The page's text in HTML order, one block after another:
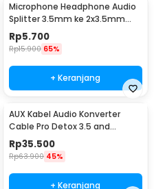
Microphone Headphone Audio
Splitter 3.5mm ke 2x3.5mm
16cm - FA297
Rp5.700
Rp15.900 65%
+ Keranjang
AUX Kabel Audio Konverter
Cable Pro Detox 3.5 and
6.5mm Male to Male - AV141
Rp35.500
Rp63.900 45%
+ Keranjang